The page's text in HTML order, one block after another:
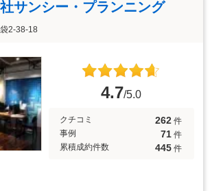
サンシー・プランニング
2-38-18
4.7/5.0
クチコミ 262 件
事例
71 件
累積成約件数
445 件